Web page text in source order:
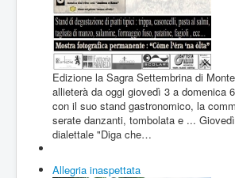
Edizione la Sagra Settembrina di
allieterà da oggi giovedì 3 a domenica
con il suo stand gastronomico, la
serate danzanti, tombolata e ...
dialettale "Diga che…
Allegria inaspettata